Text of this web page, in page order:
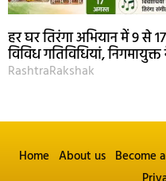
हर घर तिरंगा अभियान में 9 से
विविध गतिविधियां,
RashtraRakshak
Home About us Become